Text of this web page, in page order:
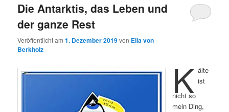
Die Antarktis, das Leben und
der ganze Rest
Veröffentlicht am1. Dezember 2019von Ella von
Berkholz
K älte
ist
nicht so
mein Ding,